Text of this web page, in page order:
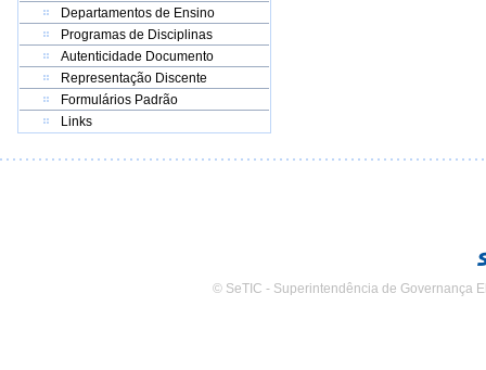
Departamentos de Ensino
Programas de Disciplinas
Autenticidade Documento
Representação Discente
Formulários Padrão
Links
© SeTIC - Superintendência de Governança